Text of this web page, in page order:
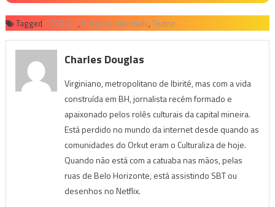
Tagged CCBB-BH, Praça da Liberdade, Teatro
Charles Douglas
Virginiano, metropolitano de Ibirité, mas com a vida
construída em BH, jornalista recém formado e
apaixonado pelos rolês culturais da capital mineira.
Está perdido no mundo da internet desde quando as
comunidades do Orkut eram o Culturaliza de hoje.
Quando não está com a catuaba nas mãos, pelas
ruas de Belo Horizonte, está assistindo SBT ou
desenhos no Netflix.